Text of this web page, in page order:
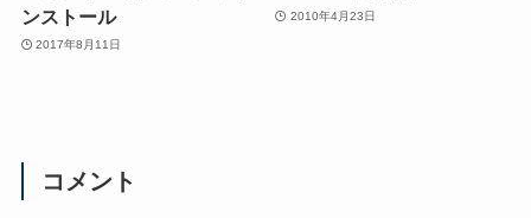
ンストール
2017年8月11日
2010年4月23日
コメント